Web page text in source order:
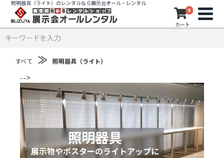
照明器具（ライト）のレンタルなら展示会オール・レンタル
0
カート
すべて ≫ 照明器具（ライト）
-->
照明器具
展示物やポスターのライトアップに